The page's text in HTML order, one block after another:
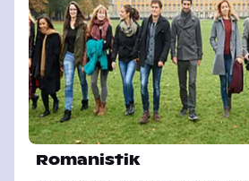
Romanistik